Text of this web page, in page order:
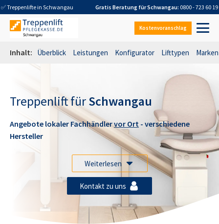
✅ Treppenlifte in Schwangau Gratis Beratung fürSchwangau: 0800 - 723 60 19
Kostenvoranschlag
Inhalt: Überblick Leistungen Konfigurator Lifttypen Marken
Treppenlift fürSchwangau
Angebote lokaler Fachhändlervor Ort - verschiedene
Hersteller
Weiterlesen
Kontakt zu uns